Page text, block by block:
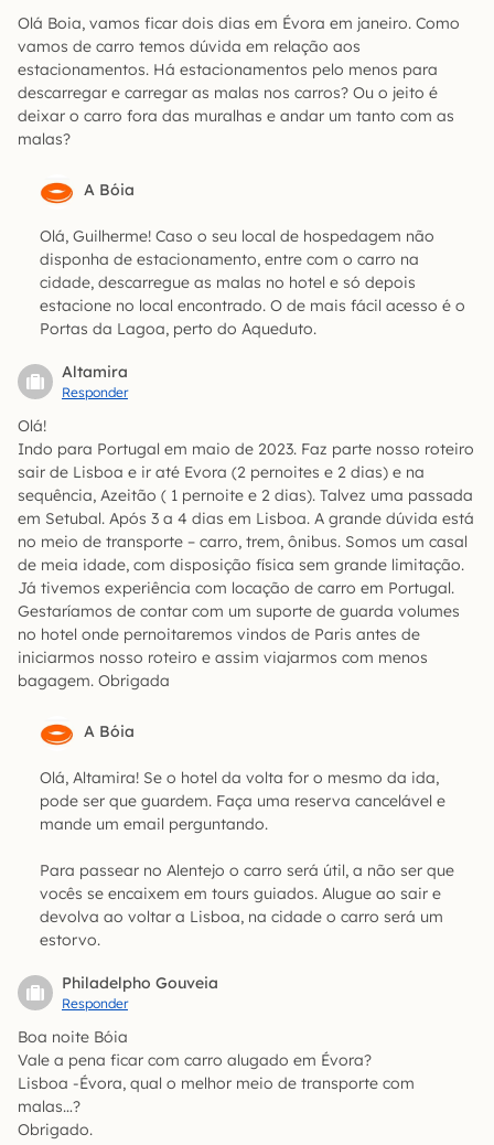
Olá Boia, vamos ficar dois dias em Évora em janeiro. Como
vamos de carro temos dúvida em relação aos
estacionamentos. Há estacionamentos pelo menos para
descarregar e carregar as malas nos carros? Ou o jeito é
deixar o carro fora das muralhas e andar um tanto com as
malas?
A Bóia
Olá, Guilherme! Caso o seu local de hospedagem não
disponha de estacionamento, entre com o carro na
cidade, descarregue as malas no hotel e só depois
estacione no local encontrado. O de mais fácil acesso é o
Portas da Lagoa, perto do Aqueduto.
Altamira
Responder
Olá!
Indo para Portugal em maio de 2023. Faz parte nosso roteiro
sair de Lisboa e ir até Evora (2 pernoites e 2 dias) e na
sequência, Azeitão ( 1 pernoite e 2 dias). Talvez uma passada
em Setubal. Após 3 a 4 dias em Lisboa. A grande dúvida está
no meio de transporte – carro, trem, ônibus. Somos um casal
de meia idade, com disposição física sem grande limitação.
Já tivemos experiência com locação de carro em Portugal.
Gestaríamos de contar com um suporte de guarda volumes
no hotel onde pernoitaremos vindos de Paris antes de
iniciarmos nosso roteiro e assim viajarmos com menos
bagagem. Obrigada
A Bóia
Olá, Altamira! Se o hotel da volta for o mesmo da ida,
pode ser que guardem. Faça uma reserva cancelável e
mande um email perguntando.
Para passear no Alentejo o carro será útil, a não ser que
vocês se encaixem em tours guiados. Alugue ao sair e
devolva ao voltar a Lisboa, na cidade o carro será um
estorvo.
Philadelpho Gouveia
Responder
Boa noite Bóia
Vale a pena ficar com carro alugado em Évora?
Lisboa -Évora, qual o melhor meio de transporte com
malas…?
Obrigado.